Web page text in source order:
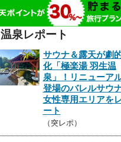
温泉レポート
サウナ＆露天が劇
化「極楽湯 羽生温
泉」！リニューア
登場のバレルサウ
女性専用エリアを
ート
（突レポ）